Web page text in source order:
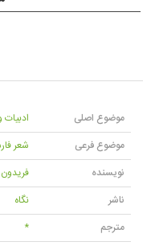
موضوع اصلی
موضوع فرعی
شعر
نویسنده
ناشر
نگاه
مترجم
*